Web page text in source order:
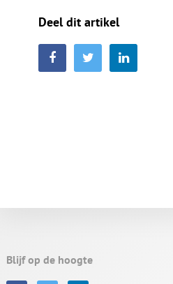
Deel dit artikel
Blijf op de hoogte